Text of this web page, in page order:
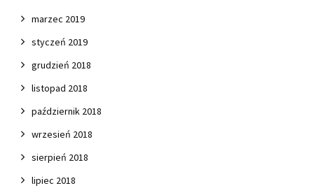
marzec 2019
styczeń 2019
grudzień 2018
listopad 2018
październik 2018
wrzesień 2018
sierpień 2018
lipiec 2018